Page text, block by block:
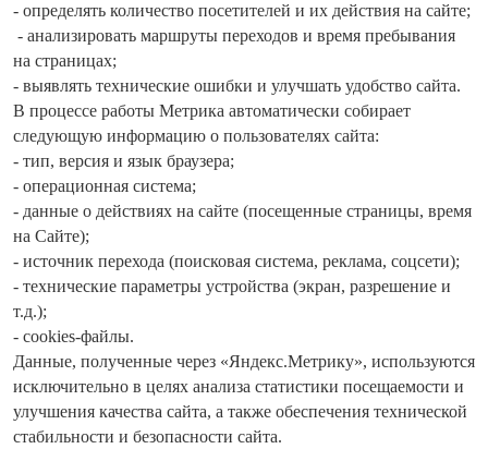
- определять количество посетителей и их действия на сайте;
- анализировать маршруты переходов и время пребывания
на страницах;
- выявлять технические ошибки и улучшать удобство сайта.
В процессе работы Метрика автоматически собирает
следующую информацию о пользователях cайта:
- тип, версия и язык браузера;
- операционная система;
- данные о действиях на cайте (посещенные страницы, время
на Сайте);
- источник перехода (поисковая система, реклама, соцсети);
- технические параметры устройства (экран, разрешение и
т.д.);
- cookies-файлы.
Данные, полученные через «Яндекс.Метрику», используются
исключительно в целях анализа статистики посещаемости и
улучшения качества сайта, а также обеспечения технической
стабильности и безопасности сайта.